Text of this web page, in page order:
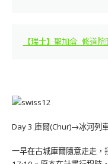
【瑞士】聖加侖 修道
Day 3 庫爾(Chur)→冰河列
一早在古城庫爾隨意走走